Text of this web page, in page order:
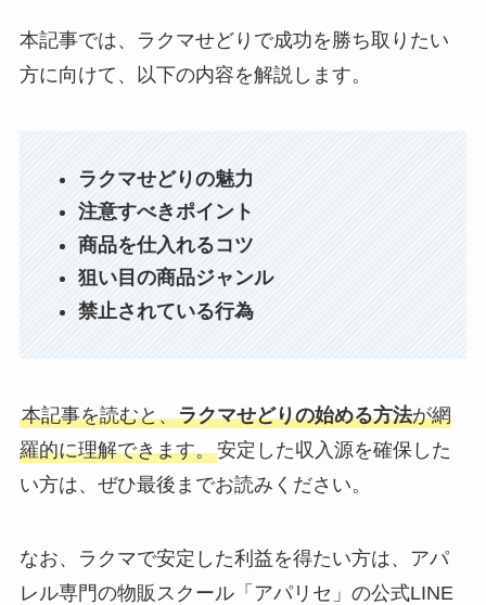
本記事では、ラクマせどりで成功を勝ち取りたい
方に向けて、以下の内容を解説します。
ラクマせどりの魅力
注意すべきポイント
商品を仕入れるコツ
狙い目の商品ジャンル
禁止されている行為
本記事を読むと、ラクマせどりの始める方法が網
羅的に理解できます。安定した収入源を確保した
い方は、ぜひ最後までお読みください。
なお、ラクマで安定した利益を得たい方は、アパ
レル専門の物販スクール「アパリセ」の公式LINE